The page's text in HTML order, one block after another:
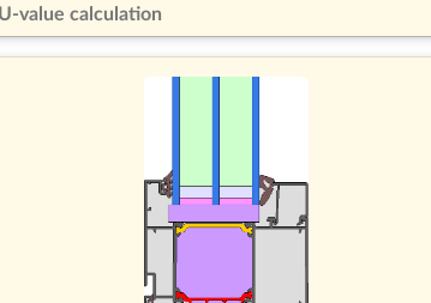
U-value calculation